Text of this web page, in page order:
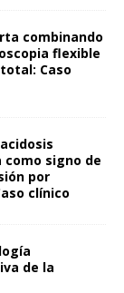
combinando
flexible
Caso
signo de
por
clínico
de la